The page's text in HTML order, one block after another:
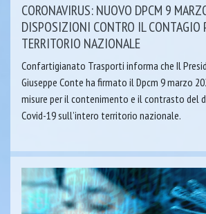
CORONAVIRUS: NUOVO DPCM 9
DISPOSIZIONI CONTRO IL CONTAGIO
TERRITORIO NAZIONALE
Confartigianato Trasporti informa che Il
Giuseppe Conte ha firmato il Dpcm 9 marzo
misure per il contenimento e il contrasto del
Covid-19 sull’intero territorio nazionale.